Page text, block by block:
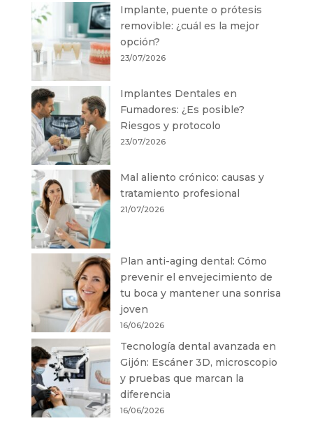
Implante, puente o prótesis
removible: ¿cuál es la mejor
opción?
23/07/2026
Implantes Dentales en
Fumadores: ¿Es posible?
Riesgos y protocolo
23/07/2026
Mal aliento crónico: causas y
tratamiento profesional
21/07/2026
Plan anti-aging dental: Cómo
prevenir el envejecimiento de
tu boca y mantener una sonrisa
joven
16/06/2026
Tecnología dental avanzada en
Gijón: Escáner 3D, microscopio
y pruebas que marcan la
diferencia
16/06/2026